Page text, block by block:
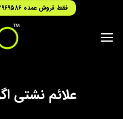
content
فقط فروش عمده 02133969586
علائم نشتی